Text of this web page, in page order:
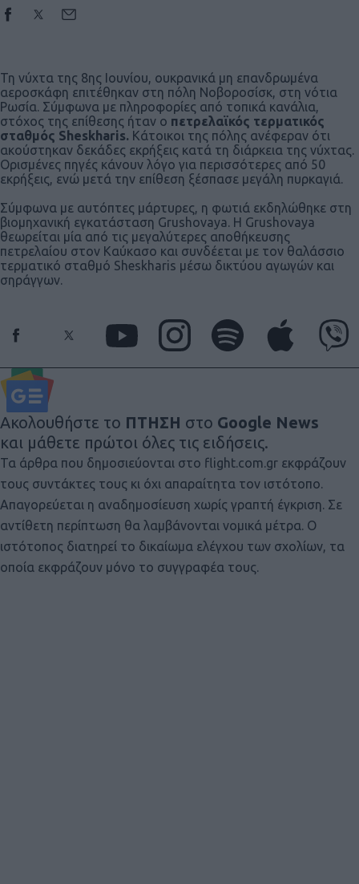
Τη νύχτα της 8ης Ιουνίου, ουκρανικά μη επανδρωμένα
αεροσκάφη επιτέθηκαν στη πόλη Νοβοροσίσκ, στη νότια
Ρωσία. Σύμφωνα με πληροφορίες από τοπικά κανάλια,
στόχος της επίθεσης ήταν ο πετρελαϊκός τερματικός
σταθμός Sheskharis. Κάτοικοι της πόλης ανέφεραν ότι
ακούστηκαν δεκάδες εκρήξεις κατά τη διάρκεια της νύχτας.
Ορισμένες πηγές κάνουν λόγο για περισσότερες από 50
εκρήξεις, ενώ μετά την επίθεση ξέσπασε μεγάλη πυρκαγιά.
Σύμφωνα με αυτόπτες μάρτυρες, η φωτιά εκδηλώθηκε στη
βιομηχανική εγκατάσταση Grushovaya. Η Grushovaya
θεωρείται μία από τις μεγαλύτερες αποθήκευσης
πετρελαίου στον Καύκασο και συνδέεται με τον θαλάσσιο
τερματικό σταθμό Sheskharis μέσω δικτύου αγωγών και
σηράγγων.
Ακολουθήστε το ΠΤΗΣΗ στο Google News
και μάθετε πρώτοι όλες τις ειδήσεις.
Τα άρθρα που δημοσιεύονται στο flight.com.gr εκφράζουν
τους συντάκτες τους κι όχι απαραίτητα τον ιστότοπο.
Απαγορεύεται η αναδημοσίευση χωρίς γραπτή έγκριση. Σε
αντίθετη περίπτωση θα λαμβάνονται νομικά μέτρα. Ο
ιστότοπος διατηρεί το δικαίωμα ελέγχου των σχολίων, τα
οποία εκφράζουν μόνο το συγγραφέα τους.